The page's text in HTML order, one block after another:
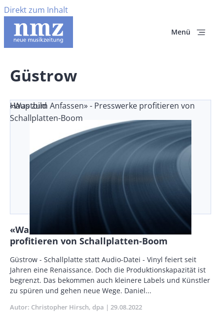
Direkt zum Inhalt
Menü
Güstrow
«Was zum Anfassen» - Presswerke profitieren von
Schallplatten-Boom
Hauptbild
«Was zum Anfassen» - Presswerke
profitieren von Schallplatten-Boom
Body
Güstrow - Schallplatte statt Audio-Datei - Vinyl feiert seit
Jahren eine Renaissance. Doch die Produktionskapazität ist
begrenzt. Das bekommen auch kleinere Labels und Künstler
zu spüren und gehen neue Wege. Daniel...
Autor Christopher Hirsch dpa Publikationsdatum
29.08.2022